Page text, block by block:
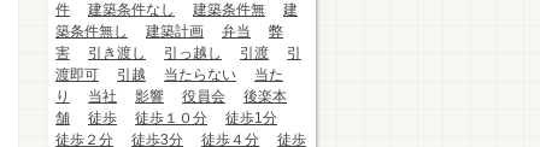
件
建築条件なし 建築条件無
建
築条件無し
建築計画 弁当
弊
害
引き渡し 引っ越し 引渡
引
渡即可
引越 当たらない
当た
り
当社 影響 役員会
後楽本
舗
徒歩 徒歩１０分
徒歩1分
徒歩２分
徒歩3分 徒歩４分
徒歩